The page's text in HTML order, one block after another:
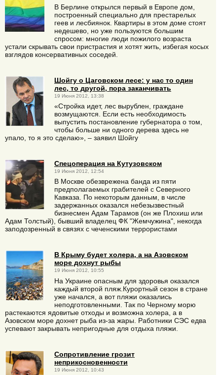
В Берлине открылся первый в Европе дом,
построенный специально для престарелых
геев и лесбиянок. Квартиры в этом доме стоят
недешево, но уже пользуются большим
спросом: многие люди пожилого возраста
устали скрывать свои пристрастия и хотят жить, избегая косых
взглядов консервативных соседей.
Шойгу о Цаговском лесе: у нас то один
лес, то другой, пора заканчивать
19 Июня 2012, 13:38
«Стройка идет, лес вырублен, граждане
возмущаются. Если есть необходимость
выпустить постановление губернатора о том,
чтобы больше ни одного дерева здесь не
упало, то я это сделаю», – заявил Шойгу
Спецоперация на Кутузовском
19 Июня 2012, 12:54
В Москве обезврежена банда из пяти
предполагаемых грабителей с Северного
Кавказа. По некоторым данным, в числе
задержанных оказался небезызвестный
бизнесмен Адам Тарамов (он же Плохиш или
Адам Толстый), бывший владелец ФК "Жемчужина", некогда
заподозренный в связях с чеченскими террористами
В Крыму будет холера, а на Азовском
море дохнут рыбы
19 Июня 2012, 10:55
На Украине опасным для здоровья оказался
каждый второй пляж.Курортный сезон в стране
уже начался, а вот пляжи оказались
неподготовленными. Так по Черному морю
растекаются ядовитые отходы и возможна холера, а в
Азовском море дохнет рыба из-за жары. Работники СЭС едва
успевают закрывать непригодные для отдыха пляжи.
Сопротивление грозит
неприкосновенности
19 Июня 2012, 10:43